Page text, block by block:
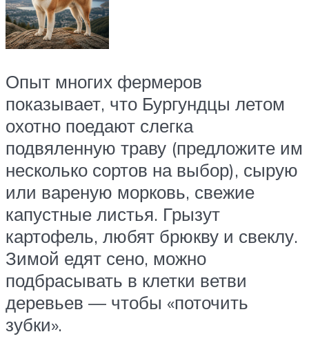
Опыт многих фермеров
показывает, что Бургундцы летом
охотно поедают слегка
подвяленную траву (предложите им
несколько сортов на выбор), сырую
или вареную морковь, свежие
капустные листья. Грызут
картофель, любят брюкву и свеклу.
Зимой едят сено, можно
подбрасывать в клетки ветви
деревьев — чтобы «поточить
зубки».